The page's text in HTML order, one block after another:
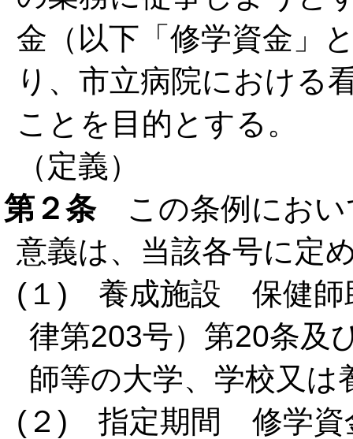
金（以下「修学資金」
り、市立病院における
ことを目的とする。
（定義）
第２条この条例におい
意義は、当該各号に定
(１) 養成施設 保健師
律第203号）第20条及
師等の大学、学校又は
(２) 指定期間 修学資